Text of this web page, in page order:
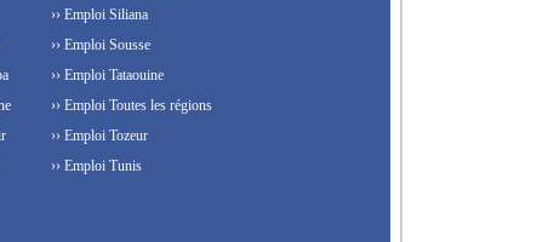
›› Emploi Siliana
›› Emploi Sousse
›› Emploi Tataouine
›› Emploi Toutes les régions
›› Emploi Tozeur
›› Emploi Tunis